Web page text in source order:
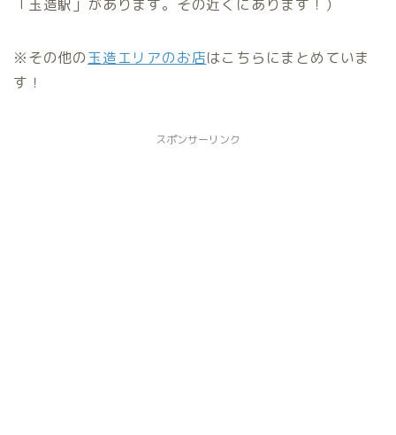
「玉造駅」があります。その近くにあります！）
※その他の玉造エリアのお店はこちらにまとめていま
す！
スポンサーリンク